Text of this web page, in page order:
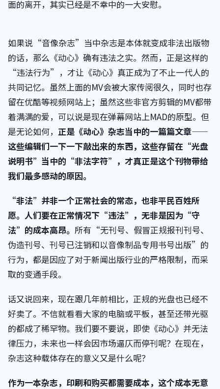
面的离开，其实已经是不幸中的一大安慰。
如果说“音像杂志”当中杂志是本体就变成非法出版物
的话，那么《动心》确有违法之实。然而，正是这样的
“违法行为”，才让《动心》真正成为了不止一代人的
共同记忆。虽然上面的MV会被大家传阅很久，同时也存
留在优酷等视频网站上；虽然这些非官方剪辑的MV都带
着满满的爱，可以说是现在弹幕网站上MAD的原型。但
是无论如何， 正是《动心》杂志当中的一篇篇文章——
这些编辑们一下一下敲出来的东西，这些存留在“光盘
说明书”当中的“非法字符”，才真正是这个刊物带给
我们最多感动的原因。
“非法”并非一个正常社会的常态，也非平民百姓所
愿。人们要在正常情况下“违法”，无非是因为“守
法”的成本高昂。 所有“无刊号、假冒正规报刊刊号、
伪造刊号、刊号已注销和以音像制品专用书号出版”的
行为，都是因应了对于新闻出版行业的严格限制，而采
取的变通手段。
话又说回来，现在跟几年前相比，正规的光盘也已经不
好卖了。不信就看看大家的电脑或平板，甚至还带光驱
的都成了稀罕物。我们要不要说，即使《动心》并无法
律压力，未来也一样会因市场逼仄而停刊呢？在现在，
杂志这种载体存在的意义又是什么呢？
作为一本杂志，印刷和购买都需要成本，这个成本无意